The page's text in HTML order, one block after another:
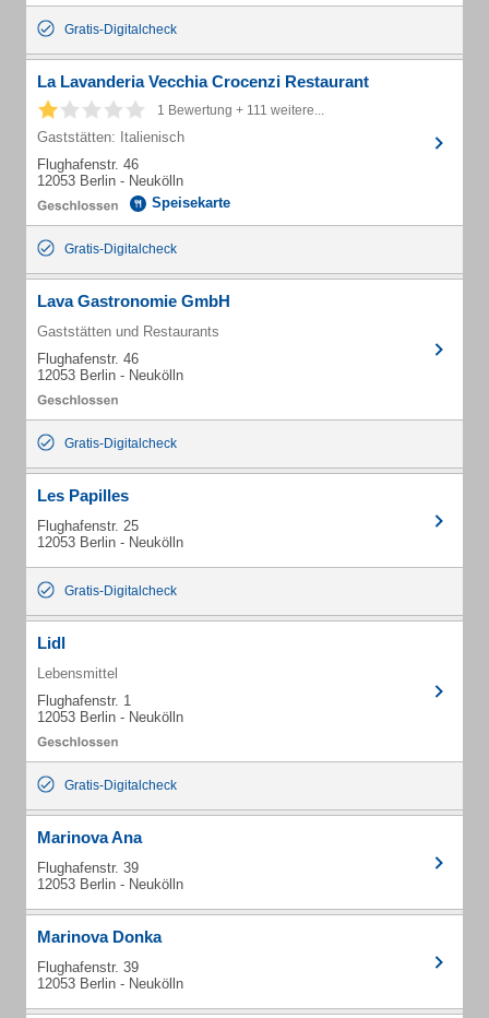
Gratis-Digitalcheck
La Lavanderia Vecchia Crocenzi Restaurant
1 Bewertung + 111 weitere...
Gaststätten: Italienisch
Flughafenstr. 46
12053 Berlin - Neukölln
Speisekarte
Gratis-Digitalcheck
Lava Gastronomie GmbH
Gaststätten und Restaurants
Flughafenstr. 46
12053 Berlin - Neukölln
Gratis-Digitalcheck
Les Papilles
Flughafenstr. 25
12053 Berlin - Neukölln
Gratis-Digitalcheck
Lidl
Lebensmittel
Flughafenstr. 1
12053 Berlin - Neukölln
Gratis-Digitalcheck
Marinova Ana
Flughafenstr. 39
12053 Berlin - Neukölln
Marinova Donka
Flughafenstr. 39
12053 Berlin - Neukölln